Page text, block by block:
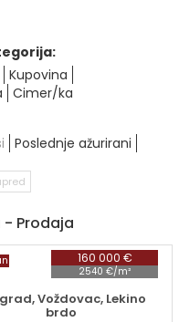
Kupovina
Cimer/ka
Poslednje ažurirani
- Prodaja
160 000 €
2540 €/m²
Voždovac, Lekino
brdo